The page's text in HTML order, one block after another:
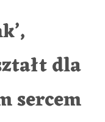
dla
sercem